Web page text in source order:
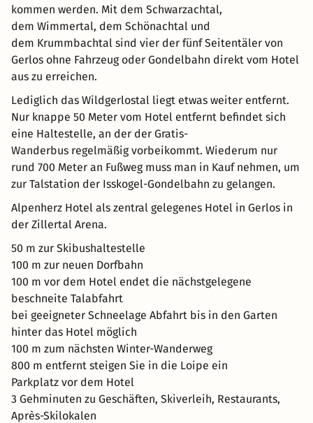
kommen werden. Mit dem Schwarzachtal,
dem Wimmertal, dem Schönachtal und
dem Krummbachtal sind vier der fünf Seitentäler von
Gerlos ohne Fahrzeug oder Gondelbahn direkt vom Hotel
aus zu erreichen.
Lediglich das Wildgerlostal liegt etwas weiter entfernt.
Nur knappe 50 Meter vom Hotel entfernt befindet sich
eine Haltestelle, an der der Gratis-
Wanderbus regelmäßig vorbeikommt. Wiederum nur
rund 700 Meter an Fußweg muss man in Kauf nehmen, um
zur Talstation der Isskogel-Gondelbahn zu gelangen.
Alpenherz Hotel als zentral gelegenes Hotel in Gerlos in
der Zillertal Arena.
50 m zur Skibushaltestelle
100 m zur neuen Dorfbahn
100 m vor dem Hotel endet die nächstgelegene
beschneite Talabfahrt
bei geeigneter Schneelage Abfahrt bis in den Garten
hinter das Hotel möglich
100 m zum nächsten Winter-Wanderweg
800 m entfernt steigen Sie in die Loipe ein
Parkplatz vor dem Hotel
3 Gehminuten zu Geschäften, Skiverleih, Restaurants,
Après-Skilokalen